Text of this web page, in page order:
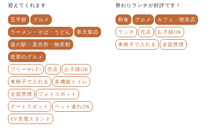
迎えてくれます
五平餅 グルメ
ラーメン・そば・うどん 寒天製品
道の駅・直売所・物産館
恵那のグルメ
フリーWi-Fi 売店 お子様OK
車椅子で入れる 多機能トイレ
全面禁煙 フォトスポット
デートスポット ペット連れOK
EV充電スタンド
替わりランチが好評です！
和食 グルメ カフェ・喫茶店
ランチ 売店 お子様OK
車椅子で入れる 全面禁煙